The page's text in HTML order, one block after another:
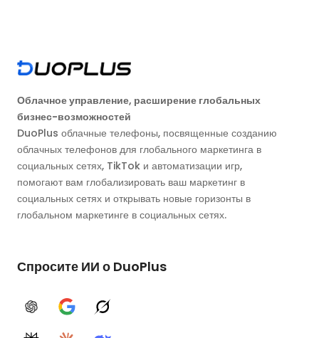
Облачное управление, расширение глобальных
бизнес-возможностей
DuoPlus облачные телефоны, посвященные созданию
облачных телефонов для глобального маркетинга в
социальных сетях, TikTok и автоматизации игр,
помогают вам глобализировать ваш маркетинг в
социальных сетях и открывать новые горизонты в
глобальном маркетинге в социальных сетях.
Спросите ИИ о DuoPlus
ChatGPTGoogle AIGrok